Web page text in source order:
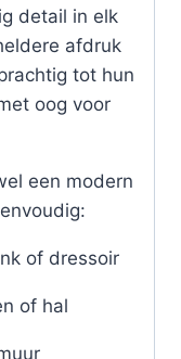
detail in elk
afdruk
tot hun
oog voor
een modern
of dressoir
of hal